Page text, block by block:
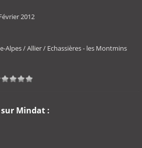
2012
Alpes/Allier/ Echassières - les Montmins
Mindat :